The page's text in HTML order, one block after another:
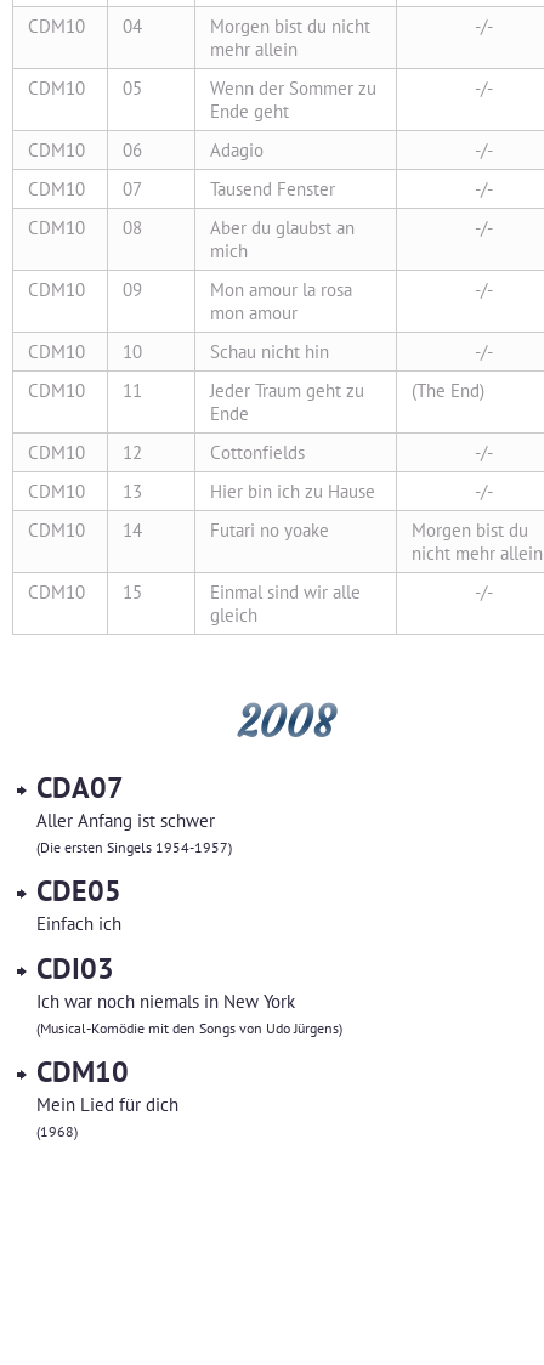
CDM10 04
Morgen bist du nicht
mehr allein
-/-
CDM10 05
Wenn der Sommer zu
Ende geht
-/-
CDM10 06 Adagio
-/-
CDM10
07 Tausend Fenster
-/-
CDM10
08
Aber du glaubst an
mich
-/-
CDM10 09
Mon amour la rosa
mon amour
-/-
CDM10 10 Schau nicht hin
-/-
CDM10
11
Jeder Traum geht zu
Ende
(The End)
CDM10 12 Cottonfields
-/-
CDM10
13 Hier bin ich zu Hause
-/-
CDM10
14 Futari no yoake
Morgen bist du
nicht mehr allein
CDM10
15
Einmal sind wir alle
gleich
-/-
2008
CDA07
Aller Anfang ist schwer
(Die ersten Singels 1954-1957)
CDE05
Einfach ich
CDI03
Ich war noch niemals in New York
(Musical-Komödie mit den Songs von Udo Jürgens)
CDM10
Mein Lied für dich
(1968)